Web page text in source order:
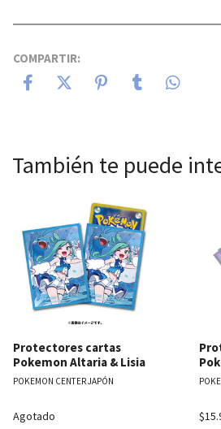
COMPARTIR:
También te puede
Protectores cartas
Pokemon Altaria & Lisia
POKEMON CENTER JAPÓN
Agotado